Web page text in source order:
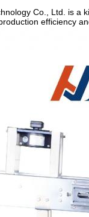
Co., Ltd. is a
efficiency